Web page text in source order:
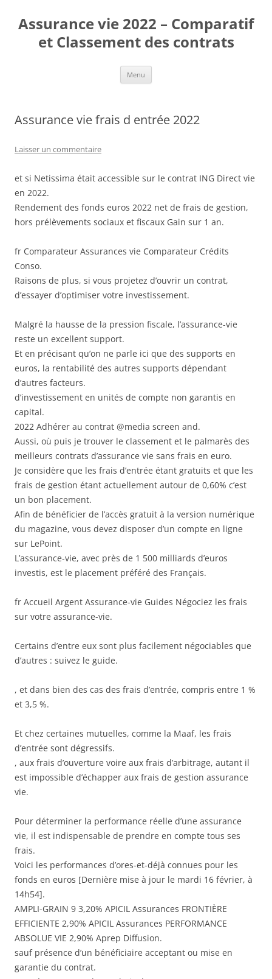
contenu
Assurance vie 2022 – Comparatif
et Classement des contrats
Menu
Assurance vie frais d entrée 2022
Laisser un commentaire
et si Netissima était accessible sur le contrat ING Direct vie
en 2022.
Rendement des fonds euros 2022 net de frais de gestion,
hors prélèvements sociaux et fiscaux Gain sur 1 an.
fr Comparateur Assurances vie Comparateur Crédits
Conso.
Raisons de plus, si vous projetez d’ouvrir un contrat,
d’essayer d’optimiser votre investissement.
Malgré la hausse de la pression fiscale, l’assurance-vie
reste un excellent support.
Et en précisant qu’on ne parle ici que des supports en
euros, la rentabilité des autres supports dépendant
d’autres facteurs.
d’investissement en unités de compte non garantis en
capital.
2022 Adhérer au contrat @media screen and.
Aussi, où puis je trouver le classement et le palmarès des
meilleurs contrats d’assurance vie sans frais en euro.
Je considère que les frais d’entrée étant gratuits et que les
frais de gestion étant actuellement autour de 0,60% c’est
un bon placement.
Afin de bénéficier de l’accès gratuit à la version numérique
du magazine, vous devez disposer d’un compte en ligne
sur LePoint.
L’assurance-vie, avec près de 1 500 milliards d’euros
investis, est le placement préféré des Français.
fr Accueil Argent Assurance-vie Guides Négociez les frais
sur votre assurance-vie.
Certains d’entre eux sont plus facilement négociables que
d’autres : suivez le guide.
, et dans bien des cas des frais d’entrée, compris entre 1 %
et 3,5 %.
Et chez certaines mutuelles, comme la Maaf, les frais
d’entrée sont dégressifs.
, aux frais d’ouverture voire aux frais d’arbitrage, autant il
est impossible d’échapper aux frais de gestion assurance
vie.
Pour déterminer la performance réelle d’une assurance
vie, il est indispensable de prendre en compte tous ses
frais.
Voici les performances d’ores-et-déjà connues pour les
fonds en euros [Dernière mise à jour le mardi 16 février, à
14h54].
AMPLI-GRAIN 9 3,20% APICIL Assurances FRONTIÈRE
EFFICIENTE 2,90% APICIL Assurances PERFORMANCE
ABSOLUE VIE 2,90% Aprep Diffusion.
sauf présence d’un bénéficiaire acceptant ou mise en
garantie du contrat.